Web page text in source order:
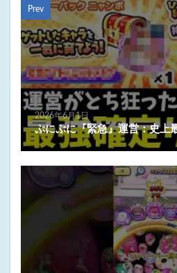
Prev
2026年6月1日
ぷにぷに『緊急』運営：史上